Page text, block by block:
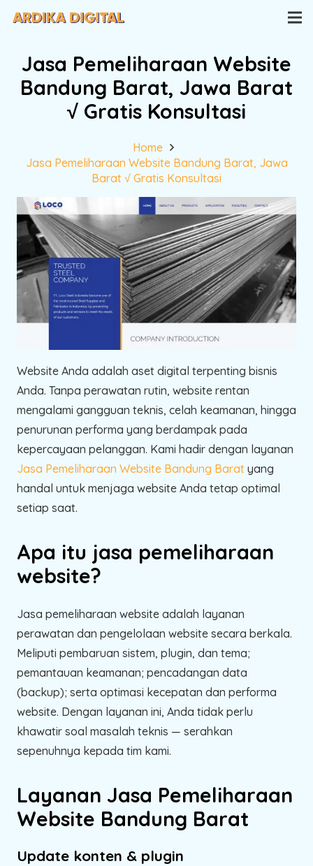
Jasa Pemeliharaan Website
Bandung Barat, Jawa Barat
√ Gratis Konsultasi
Home
Jasa Pemeliharaan Website Bandung Barat, Jawa
Barat √ Gratis Konsultasi
Website Anda adalah aset digital terpenting bisnis
Anda. Tanpa perawatan rutin, website rentan
mengalami gangguan teknis, celah keamanan, hingga
penurunan performa yang berdampak pada
kepercayaan pelanggan. Kami hadir dengan layanan
Jasa Pemeliharaan Website Bandung Barat yang
handal untuk menjaga website Anda tetap optimal
setiap saat.
Apa itu jasa pemeliharaan
website?
Jasa pemeliharaan website adalah layanan
perawatan dan pengelolaan website secara berkala.
Meliputi pembaruan sistem, plugin, dan tema;
pemantauan keamanan; pencadangan data
(backup); serta optimasi kecepatan dan performa
website. Dengan layanan ini, Anda tidak perlu
khawatir soal masalah teknis — serahkan
sepenuhnya kepada tim kami.
Layanan Jasa Pemeliharaan
Website Bandung Barat
Update konten & plugin